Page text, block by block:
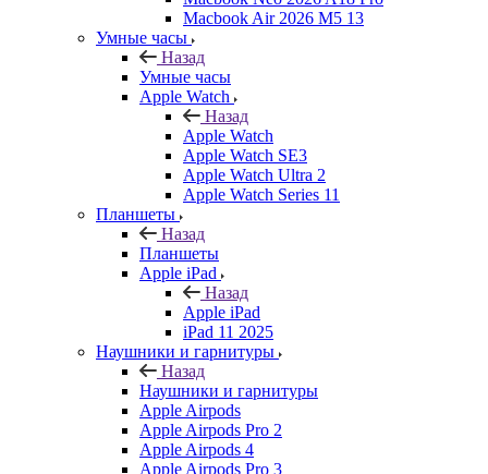
Macbook Air 2026 M5 13
Умные часы
Назад
Умные часы
Apple Watch
Назад
Apple Watch
Apple Watch SE3
Apple Watch Ultra 2
Apple Watch Series 11
Планшеты
Назад
Планшеты
Apple iPad
Назад
Apple iPad
iPad 11 2025
Наушники и гарнитуры
Назад
Наушники и гарнитуры
Apple Airpods
Apple Airpods Pro 2
Apple Airpods 4
Apple Airpods Pro 3